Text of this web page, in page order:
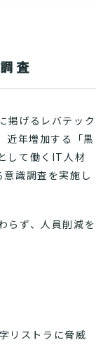
査
掲げるレバテック
近年増加する「黒
して働くIT人材
識調査を実施し
ず、人員削減を
リストラに脅威